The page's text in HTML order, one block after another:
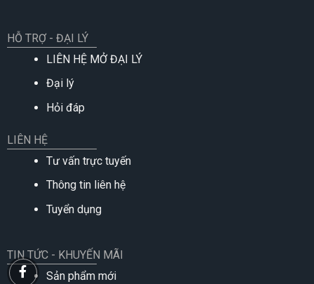
HỖ TRỢ - ĐẠI LÝ
LIÊN HỆ MỞ ĐẠI LÝ
Đại lý
Hỏi đáp
LIÊN HỆ
Tư vấn trực tuyến
Thông tin liên hệ
Tuyển dụng
TIN TỨC - KHUYẾN MÃI
Sản phẩm mới